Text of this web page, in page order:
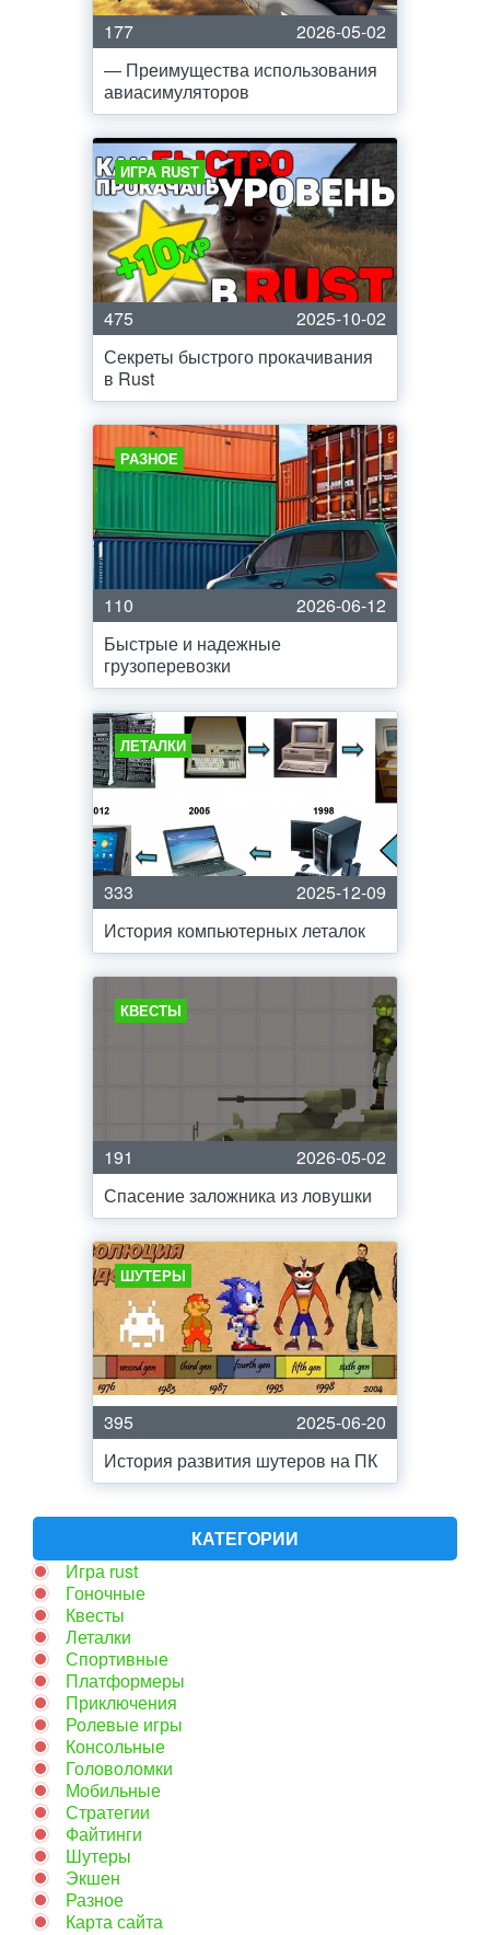
177
2026-05-02
— Преимущества использования
авиасимуляторов
ИГРА RUST
475
2025-10-02
Секреты быстрого прокачивания
в Rust
РАЗНОЕ
110
2026-06-12
Быстрые и надежные
грузоперевозки
ЛЕТАЛКИ
333
2025-12-09
История компьютерных леталок
КВЕСТЫ
191
2026-05-02
Спасение заложника из ловушки
ШУТЕРЫ
395
2025-06-20
История развития шутеров на ПК
КАТЕГОРИИ
Игра rust
Гоночные
Квесты
Леталки
Спортивные
Платформеры
Приключения
Ролевые игры
Консольные
Головоломки
Мобильные
Стратегии
Файтинги
Шутеры
Экшен
Разное
Карта сайта